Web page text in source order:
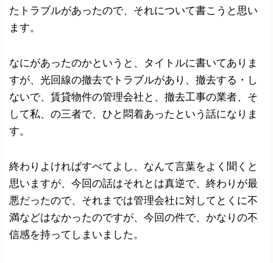
たトラブルがあったので、それについて書こうと思い
ます。
なにがあったのかというと、タイトルに書いてありま
すが、光回線の撤去でトラブルがあり、撤去する・し
ないで、賃貸物件の管理会社と、撤去工事の業者、そ
して私、の三者で、ひと悶着あったという話になりま
す。
終わりよければすべてよし、なんて言葉をよく聞くと
思いますが、今回の話はそれとは真逆で、終わりが最
悪だったので、それまでは管理会社に対してとくに不
満などはなかったのですが、今回の件で、かなりの不
信感を持ってしまいました。